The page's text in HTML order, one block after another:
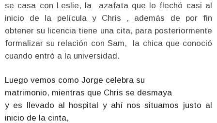
se casa con Leslie, la azafata que lo flechó casi al
inicio de la película y Chris , además de por fin
obtener su licencia tiene una cita, para posteriormente
formalizar su relación con Sam, la chica que conoció
cuando entró a la universidad.
Luego vemos como Jorge celebra su
matrimonio, mientras que Chris se desmaya
y es llevado al hospital y ahí nos situamos justo al
inicio de la cinta,